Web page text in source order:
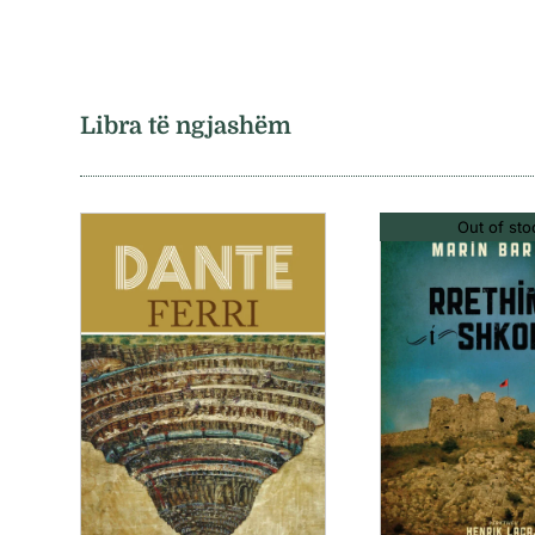
Libra të ngjashëm
Out of